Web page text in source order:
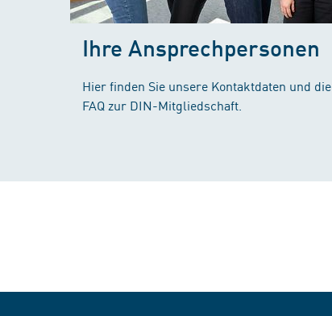
Ihre Ansprechpersonen
Hier finden Sie unsere Kontaktdaten und die
FAQ zur DIN-Mitgliedschaft.